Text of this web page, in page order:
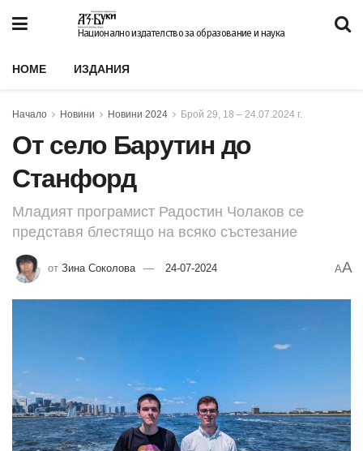
Национално издателство за образование и наука
HOME ИЗДАНИЯ
Начало Новини Новини 2024 Брой 29, 18 – 24.07.2024 г.
От село Барутин до
Станфорд
Младият програмист Радостин Чолаков се
представя блестящо на всяко състезание
от Зина Соколова 24-07-2024 AA